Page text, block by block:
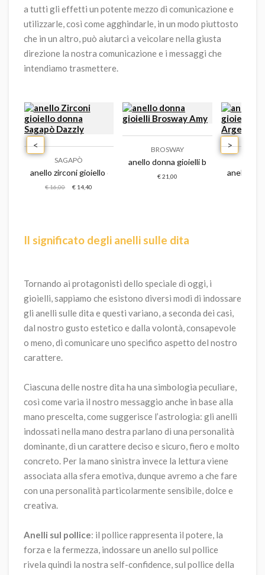
a tutti gli effetti un potente mezzo di comunicazione e
utilizzarle, così come agghindarle, in un modo piuttosto
che in un altro, può aiutarci a veicolare nella giusta
direzione la nostra comunicazione e i messaggi che
intendiamo trasmettere.
gioiapura argento 925 capri
SAGAPÒ
anello zirconi gioiello donna sagapò dazzly
€ 16,00 € 14,40
BROSWAY
anello donna gioielli brosway amy
€ 21,00 anello
< >
Il significato degli anelli sulle dita
Tornando ai protagonisti dello speciale di oggi, i
gioielli, sappiamo che esistono diversi modi di indossare
gli anelli sulle dita e questi variano, a seconda dei casi,
dal nostro gusto estetico e dalla volontà, consapevole
o meno, di comunicare uno specifico aspetto del nostro
carattere.
Ciascuna delle nostre dita ha una simbologia peculiare,
così come varia il nostro messaggio anche in base alla
mano prescelta, come suggerisce l’astrologia: gli anelli
indossati nella mano destra parlano di una personalità
dominante, di un carattere deciso e sicuro, fiero e molto
concreto. Per la mano sinistra invece la lettura viene
associata alla sfera emotiva, dunque avremo a che fare
con una personalità particolarmente sensibile, dolce e
creativa.
Anelli sul pollice: il pollice rappresenta il potere, la
forza e la fermezza, indossare un anello sul pollice
rivela quindi la nostra self-confidence, sul pollice della